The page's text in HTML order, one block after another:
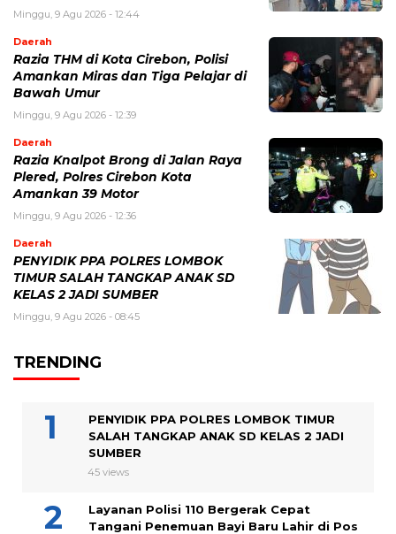
Minggu, 9 Agu 2026 - 12:44
Daerah
Razia THM di Kota Cirebon, Polisi
Amankan Miras dan Tiga Pelajar di
Bawah Umur
Minggu, 9 Agu 2026 - 12:39
Daerah
Razia Knalpot Brong di Jalan Raya
Plered, Polres Cirebon Kota
Amankan 39 Motor
Minggu, 9 Agu 2026 - 12:36
Daerah
PENYIDIK PPA POLRES LOMBOK
TIMUR SALAH TANGKAP ANAK SD
KELAS 2 JADI SUMBER
Minggu, 9 Agu 2026 - 08:45
TRENDING
PENYIDIK PPA POLRES LOMBOK TIMUR
SALAH TANGKAP ANAK SD KELAS 2 JADI
SUMBER
45 views
Layanan Polisi 110 Bergerak Cepat
Tangani Penemuan Bayi Baru Lahir di Pos